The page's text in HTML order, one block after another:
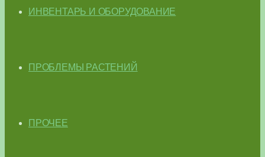
ИНВЕНТАРЬ И ОБОРУДОВАНИЕ
ПРОБЛЕМЫ РАСТЕНИЙ
ПРОЧЕЕ